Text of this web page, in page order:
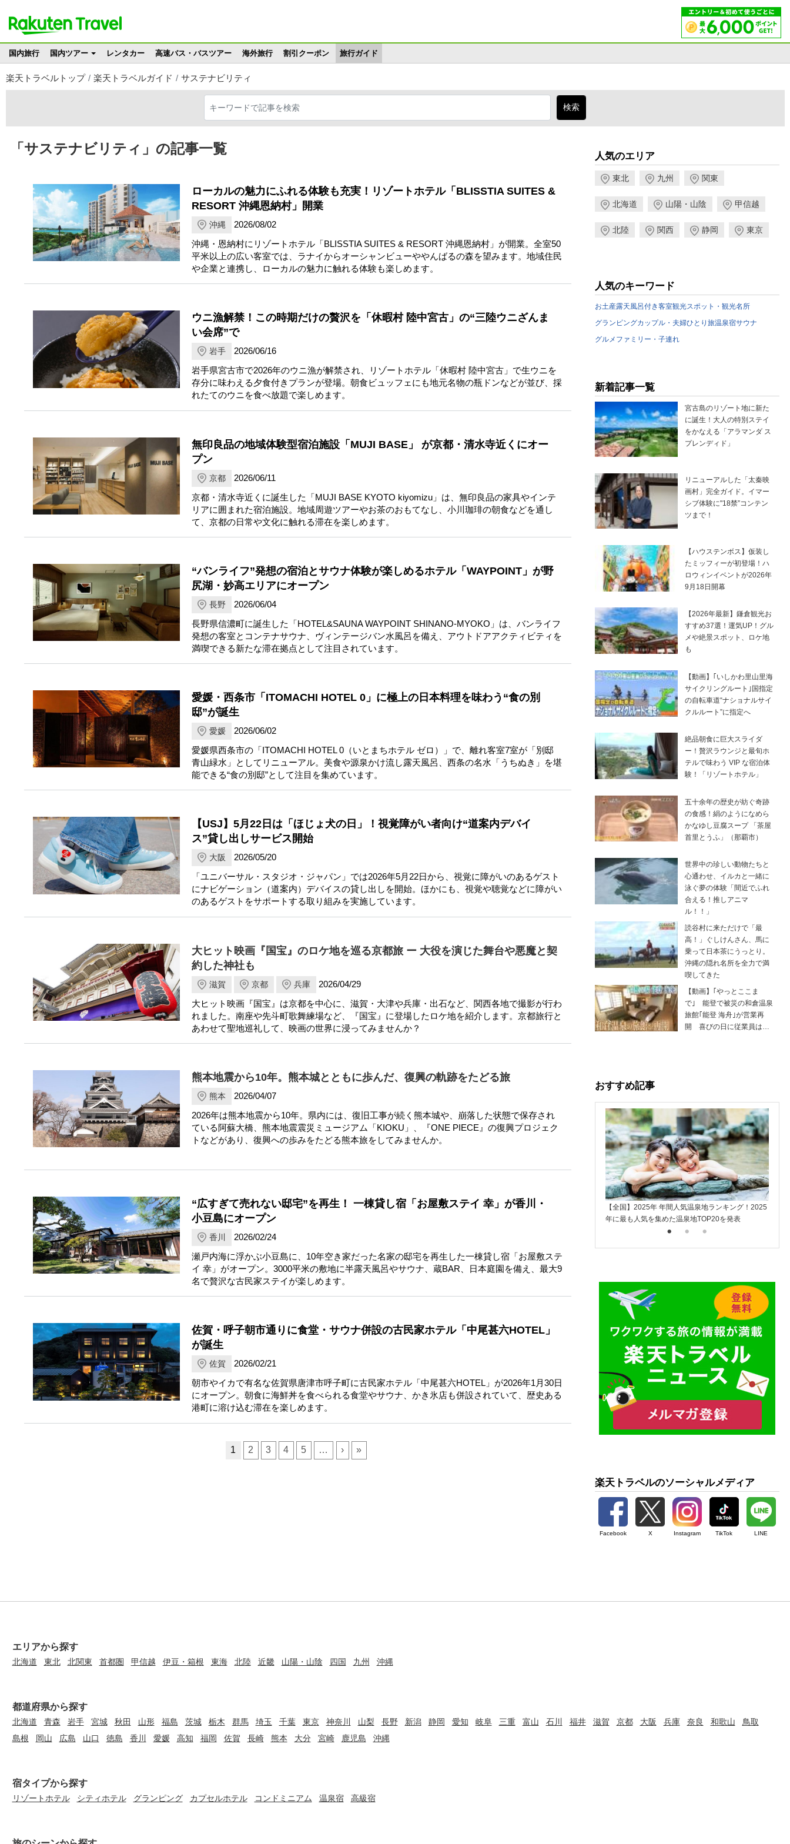
国内旅行 国内ツアー レンタカー 高速バス・バスツアー 海外旅行 割引クーポン 旅行ガイド
楽天トラベルトップ 楽天トラベルガイド サステナビリティ
「サステナビリティ」の記事一覧
ローカルの魅力にふれる体験も充実！リゾートホテル「BLISSTIA SUITES &
RESORT 沖縄恩納村」開業
沖縄
2026/08/02
沖縄・恩納村にリゾートホテル「BLISSTIA SUITES & RESORT 沖縄恩納村」が開業。全室50
平米以上の広い客室では、ラナイからオーシャンビューややんばるの森を望みます。地域住民
や企業と連携し、ローカルの魅力に触れる体験も楽しめます。
ウニ漁解禁！この時期だけの贅沢を「休暇村 陸中宮古」の“三陸ウニざんま
い会席”で
岩手
2026/06/16
岩手県宮古市で2026年のウニ漁が解禁され、リゾートホテル「休暇村 陸中宮古」で生ウニを
存分に味わえる夕食付きプランが登場。朝食ビュッフェにも地元名物の瓶ドンなどが並び、採
れたてのウニを食べ放題で楽しめます。
無印良品の地域体験型宿泊施設「MUJI BASE」 が京都・清水寺近くにオー
プン
京都
2026/06/11
京都・清水寺近くに誕生した「MUJI BASE KYOTO kiyomizu」は、無印良品の家具やインテ
リアに囲まれた宿泊施設。地域周遊ツアーやお茶のおもてなし、小川珈琲の朝食などを通し
て、京都の日常や文化に触れる滞在を楽しめます。
“バンライフ”発想の宿泊とサウナ体験が楽しめるホテル「WAYPOINT」が野
尻湖・妙高エリアにオープン
長野
2026/06/04
長野県信濃町に誕生した「HOTEL&SAUNA WAYPOINT SHINANO-MYOKO」は、バンライフ
発想の客室とコンテナサウナ、ヴィンテージバン水風呂を備え、アウトドアアクティビティを
満喫できる新たな滞在拠点として注目されています。
愛媛・西条市「ITOMACHI HOTEL 0」に極上の日本料理を味わう“食の別
邸”が誕生
愛媛
2026/06/02
愛媛県西条市の「ITOMACHI HOTEL 0（いとまちホテル ゼロ）」で、離れ客室7室が「別邸
青山緑水」としてリニューアル。美食や源泉かけ流し露天風呂、西条の名水「うちぬき」を堪
能できる“食の別邸”として注目を集めています。
【USJ】5月22日は「ほじょ犬の日」！視覚障がい者向け“道案内デバイ
ス”貸し出しサービス開始
大阪
2026/05/20
「ユニバーサル・スタジオ・ジャパン」では2026年5月22日から、視覚に障がいのあるゲスト
にナビゲーション（道案内）デバイスの貸し出しを開始。ほかにも、視覚や聴覚などに障がい
のあるゲストをサポートする取り組みを実施しています。
大ヒット映画『国宝』のロケ地を巡る京都旅 ー 大役を演じた舞台や悪魔と契
約した神社も
滋賀 京都 兵庫
2026/04/29
大ヒット映画『国宝』は京都を中心に、滋賀・大津や兵庫・出石など、関西各地で撮影が行わ
れました。南座や先斗町歌舞練場など、『国宝』に登場したロケ地を紹介します。京都旅行と
あわせて聖地巡礼して、映画の世界に浸ってみませんか？
熊本地震から10年。熊本城とともに歩んだ、復興の軌跡をたどる旅
熊本
2026/04/07
2026年は熊本地震から10年。県内には、復旧工事が続く熊本城や、崩落した状態で保存され
ている阿蘇大橋、熊本地震震災ミュージアム「KIOKU」、『ONE PIECE』の復興プロジェク
トなどがあり、復興への歩みをたどる熊本旅をしてみませんか。
“広すぎて売れない邸宅”を再生！ 一棟貸し宿「お屋敷ステイ 幸」が香川・
小豆島にオープン
香川
2026/02/24
瀬戸内海に浮かぶ小豆島に、10年空き家だった名家の邸宅を再生した一棟貸し宿「お屋敷ステ
イ 幸」がオープン。3000平米の敷地に半露天風呂やサウナ、蔵BAR、日本庭園を備え、最大9
名で贅沢な古民家ステイが楽しめます。
佐賀・呼子朝市通りに食堂・サウナ併設の古民家ホテル「中尾甚六HOTEL」
が誕生
佐賀
2026/02/21
朝市やイカで有名な佐賀県唐津市呼子町に古民家ホテル「中尾甚六HOTEL」が2026年1月30日
にオープン。朝食に海鮮丼を食べられる食堂やサウナ、かき氷店も併設されていて、歴史ある
港町に溶け込む滞在を楽しめます。
1
2 3 4 5 … › »
人気のエリア
東北 九州 関東
北海道 山陽・山陰 甲信越
北陸 関西 静岡 東京
人気のキーワード
お土産露天風呂付き客室観光スポット・観光名所
グランピングカップル・夫婦ひとり旅温泉宿サウナ
グルメ ファミリー・子連れ
新着記事一覧
宮古島のリゾート地に新た
に誕生！大人の特別ステイ
をかなえる「アラマンダ ス
プレンディド」
リニューアルした「太秦映
画村」完全ガイド。イマー
シブ体験に"18禁”コンテン
ツまで！
【ハウステンボス】仮装し
たミッフィーが初登場！ハ
ロウィンイベントが2026年
9月18日開幕
【2026年最新】鎌倉観光お
すすめ37選！運気UP！グル
メや絶景スポット、ロケ地
も
【動画】｢いしかわ里山里海
サイクリングルート｣国指定
の自転車道“ナショナルサイ
クルルート”に指定へ
絶品朝食に巨大スライダ
ー！贅沢ラウンジと最旬ホ
テルで味わう VIP な宿泊体
験！「リゾートホテル」
五十余年の歴史が紡ぐ奇跡
の食感！絹のようになめら
かなゆし豆腐スープ 「茶屋
首里とうふ」（那覇市）
世界中の珍しい動物たちと
心通わせ、イルカと一緒に
泳ぐ夢の体験「間近でふれ
合える！推しアニマ
ル！！」
読谷村に来ただけで「最
高！」ぐしけんさん、馬に
乗って日本茶にうっとり。
沖縄の隠れ名所を全力で満
喫してきた
【動画】｢やっとここま
で｣ 能登で被災の和倉温泉
旅館｢能登 海舟｣が営業再
開 喜びの日に従業員は…
おすすめ記事
【全国】2025年 年間人気温泉地ランキング！2025
年に最も人気を集めた温泉地TOP20を発表
楽天トラベルのソーシャルメディア
Facebook X Instagram TikTok LINE
エリアから探す
北海道 東北 北関東 首都圏 甲信越 伊豆・箱根 東海 北陸 近畿 山陽・山陰 四国 九州 沖縄
都道府県から探す
北海道 青森 岩手 宮城 秋田 山形 福島 茨城 栃木 群馬 埼玉 千葉 東京 神奈川 山梨 長野 新潟 静岡 愛知 岐阜 三重 富山 石川 福井 滋賀 京都 大阪 兵庫 奈良 和歌山
鳥取
島根
岡山 広島 山口 徳島 香川 愛媛 高知 福岡 佐賀 長崎 熊本 大分 宮崎 鹿児島 沖縄
宿タイプから探す
リゾートホテル シティホテル グランピング カプセルホテル コンドミニアム 温泉宿 高級宿